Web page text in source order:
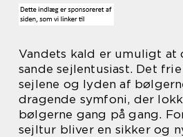
Vandets kald er umuligt at
sande sejlentusiast. Det
sejlene og lyden af
dragende symfoni, der
bølgerne gang på gang.
sejltur bliver en sikker og